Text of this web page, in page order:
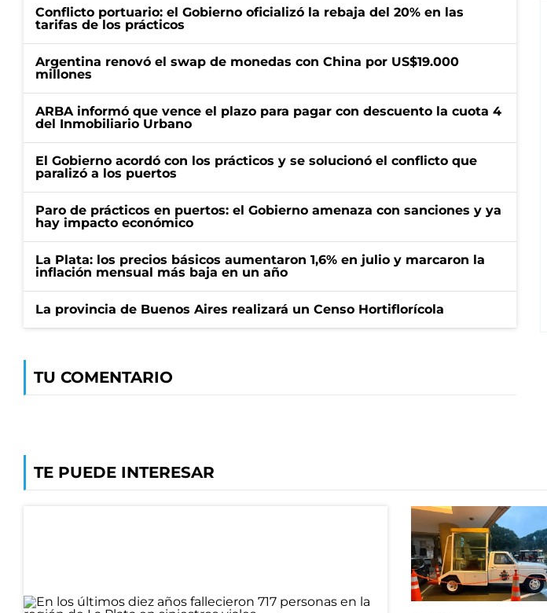
Conflicto portuario: el Gobierno oficializó la rebaja del 20% en las
tarifas de los prácticos
Argentina renovó el swap de monedas con China por US$19.000
millones
ARBA informó que vence el plazo para pagar con descuento la cuota 4
del Inmobiliario Urbano
El Gobierno acordó con los prácticos y se solucionó el conflicto que
paralizó a los puertos
Paro de prácticos en puertos: el Gobierno amenaza con sanciones y ya
hay impacto económico
La Plata: los precios básicos aumentaron 1,6% en julio y marcaron la
inflación mensual más baja en un año
La provincia de Buenos Aires realizará un Censo Hortiflorícola
TU COMENTARIO
TE PUEDE INTERESAR